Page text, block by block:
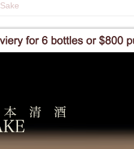
Sake